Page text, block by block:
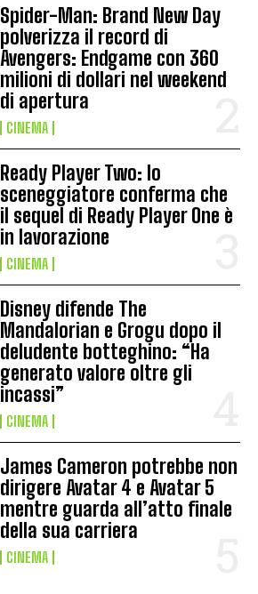
Spider-Man: Brand New Day
polverizza il record di
Avengers: Endgame con 360
milioni di dollari nel weekend
di apertura
CINEMA
Ready Player Two: lo
sceneggiatore conferma che
il sequel di Ready Player One è
in lavorazione
CINEMA
Disney difende The
Mandalorian e Grogu dopo il
deludente botteghino: “Ha
generato valore oltre gli
incassi”
CINEMA
James Cameron potrebbe non
dirigere Avatar 4 e Avatar 5
mentre guarda all’atto finale
della sua carriera
CINEMA